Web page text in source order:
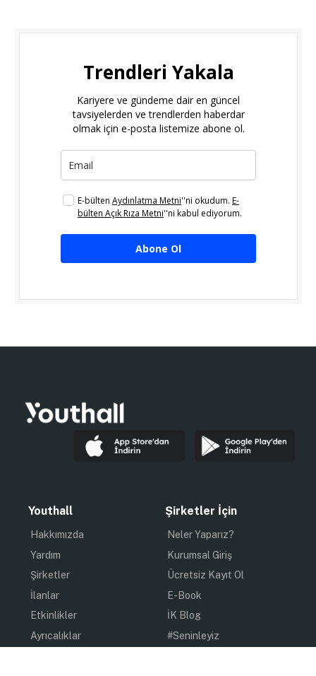
Trendleri Yakala
Kariyere ve gündeme dair en güncel
tavsiyelerden ve trendlerden haberdar
olmak için e-posta listemize abone ol.
E-bülten Aydınlatma Metni''ni okudum. E-
bülten Açık Rıza Metni''ni kabul ediyorum.
Abone Ol
Youthall
Hakkımızda
Yardım
Şirketler
İlanlar
Etkinlikler
Ayrıcalıklar
Şirketler İçin
Neler Yaparız?
Kurumsal Giriş
Ücretsiz Kayıt Ol
E-Book
İK Blog
#Seninleyiz